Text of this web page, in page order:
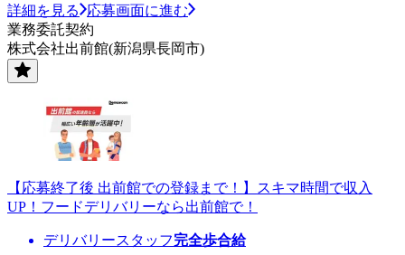
詳細を見る
応募画面に進む
業務委託契約
株式会社出前館(新潟県長岡市)
【応募終了後 出前館での登録まで！】スキマ時間で収入
UP！フードデリバリーなら出前館で！
デリバリースタッフ完全歩合給